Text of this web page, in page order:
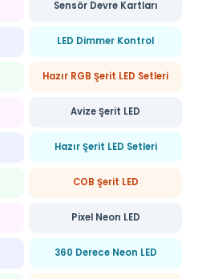
Sensör Devre Kartları
LED Dimmer Kontrol
Hazır RGB Şerit LED Setleri
Avize Şerit LED
Hazır Şerit LED Setleri
COB Şerit LED
Pixel Neon LED
360 Derece Neon LED